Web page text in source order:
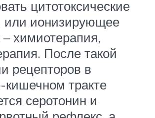
цитотоксические
или ионизирующее
химиотерапия,
После такой
рецепторов в
кишечном тракте
серотонин и